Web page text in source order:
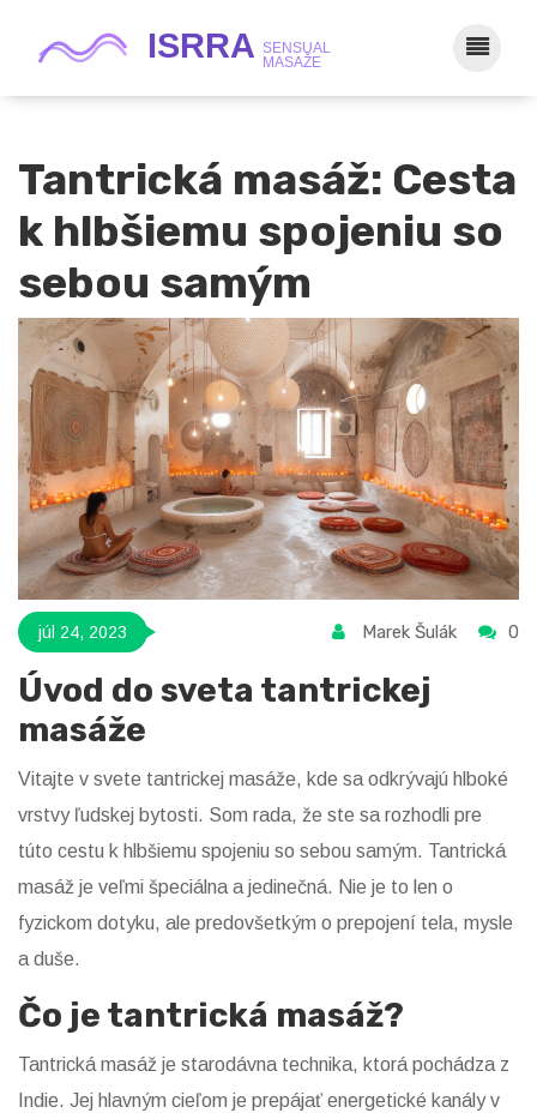
Tantrická masáž: Cesta
k hlbšiemu spojeniu so
sebou samým
júl 24, 2023 Marek Šulák 0
Úvod do sveta tantrickej
masáže
Vitajte v svete tantrickej masáže, kde sa odkrývajú hlboké
vrstvy ľudskej bytosti. Som rada, že ste sa rozhodli pre
túto cestu k hlbšiemu spojeniu so sebou samým. Tantrická
masáž je veľmi špeciálna a jedinečná. Nie je to len o
fyzickom dotyku, ale predovšetkým o prepojení tela, mysle
a duše.
Čo je tantrická masáž?
Tantrická masáž je starodávna technika, ktorá pochádza z
Indie. Jej hlavným cieľom je prepájať energetické kanály v